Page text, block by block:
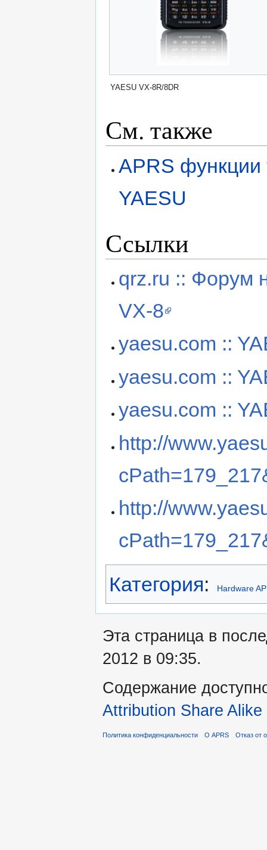
YAESU VX-8R/8DR
См. также
APRS функции
YAESU
Ссылки
qrz.ru :: Форум
VX-8
yaesu.com ::
yaesu.com ::
yaesu.com ::
http://
http://
Категория: Hardware
Эта страница в
2012 в 09:35.
Содержание
Attribution Share Alike
Политика конфиденциальности О APRS Отказ от